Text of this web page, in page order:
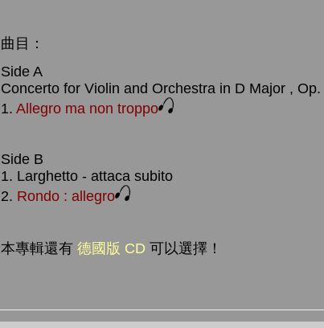
曲目：
Side A
Concerto for Violin and Orchestra in D Major , Op.
1.Allegro ma non troppo
Side B
1. Larghetto - attaca subito
2. Rondo : allegro
本專輯還有德國版 CD 可以選擇 ！